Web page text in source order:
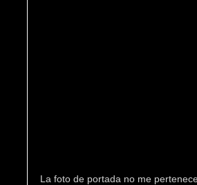
La foto de portada no me